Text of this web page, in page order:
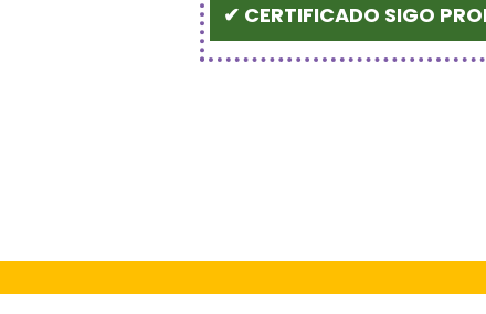
✔ CERTIFICADO SIGO